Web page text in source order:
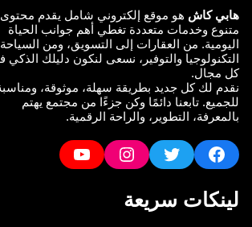
هابي كاش هو موقع إلكتروني شامل يقدم محتوى
متنوع وخدمات متعددة تغطي أهم جوانب الحياة
اليومية. من العقارات إلى التسويق، ومن
التكنولوجيا والتوفير، نسعى لنكون دليلك الذكي
كل مجال.
نقدم لك كل جديد بطريقة سهلة، موثوقة،
للجميع. تابعنا دائمًا وكن جزءًا من مجتمع يهتم
بالمعرفة، التطوير، والراحة الرقمية.
Facebook
Twitter
Instagram
YouTube
لينكات سريعة